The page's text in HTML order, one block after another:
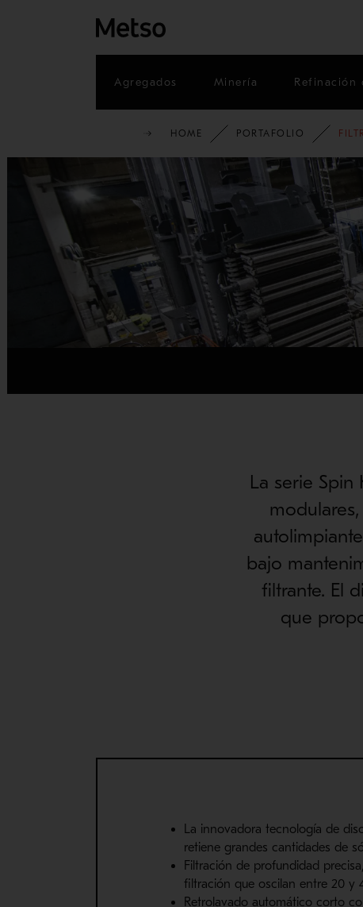
Agregados Minería Refinación
HOME PORTAFOLIO
La serie
bajo
filtrante. El
que
La innovadora tecnología de
retiene grandes cantidades de
Filtración de profundidad
filtración que oscilan entre 20 y
Retrolavado automático corto